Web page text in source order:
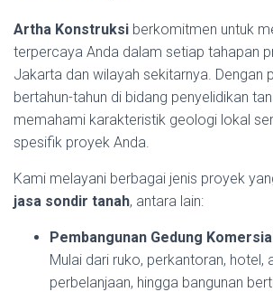
Artha Konstruksi berkomitmen untuk
terpercaya Anda dalam setiap tahapan
Jakarta dan wilayah sekitarnya. Dengan
bertahun-tahun di bidang penyelidikan
memahami karakteristik geologi lokal
spesifik proyek Anda.
Kami melayani berbagai jenis proyek
jasa sondir tanah, antara lain:
Pembangunan Gedung
Mulai dari ruko, perkantoran, hotel,
perbelanjaan, hingga bangunan